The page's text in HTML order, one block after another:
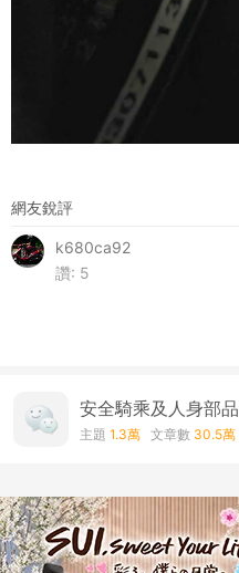
網友銳評
k680ca92
讚: 5
安全騎乘及人身部品
主題 1.3萬 文章數 30.5萬